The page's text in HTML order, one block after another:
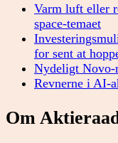
Varm luft eller
space-temaet
for sent at
Nydeligt Novo-
Revnerne i AI-
Om